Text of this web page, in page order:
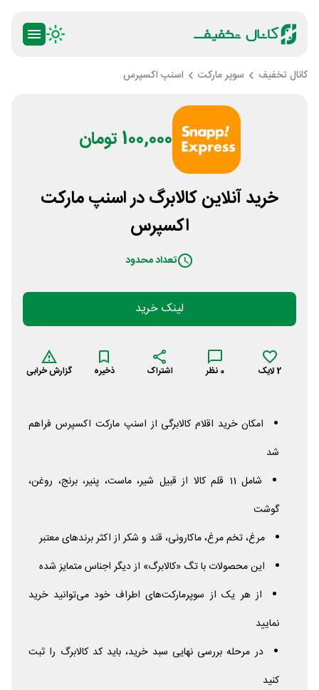
کانال تخفیف سوپر مارکت اسنپ اکسپرس
100,000 تومان
خرید آنلاین کالابرگ در اسنپ مارکت
اکسپرس
تعداد محدود
لینک خرید
2لایک 0 نظر اشتراک ذخیره گزارش خرابی
امکان خرید اقلام کالابرگی از اسنپ مارکت اکسپرس فراهم
شد
شامل 11 قلم کالا از قبیل شیر، ماست، پنیر، برنج، روغن،
گوشت
مرغ، تخم مرغ، ماکارونی، قند و شکر از اکثر برندهای معتبر
این محصولات با تگ «کالابرگ» از دیگر اجناس متمایز شده
از هر یک از سوپرمارکت‌های اطراف خود می‌توانید خرید
نمایید
در مرحله بررسی نهایی سبد خرید، باید کد کالابرگ را ثبت
کنید